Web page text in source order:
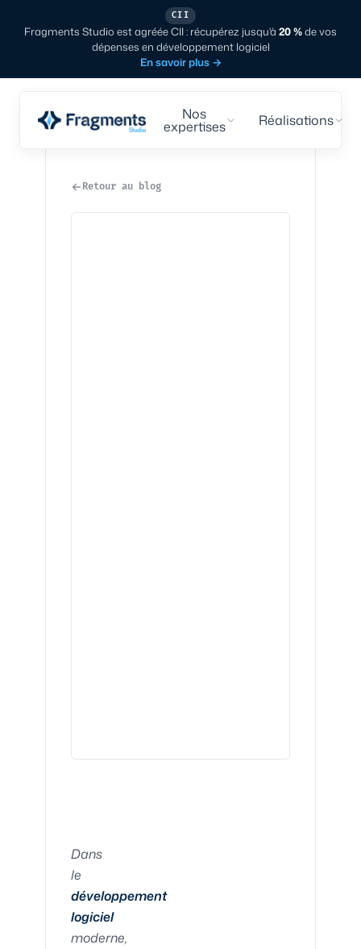
CII
Fragments Studio est agréée CII : récupérez jusqu'à 20 %de vos
dépenses en développement logiciel
En savoir plus →
Nos
expertises Réalisations
Retour au blog
Dans
le
développement
logiciel
moderne,